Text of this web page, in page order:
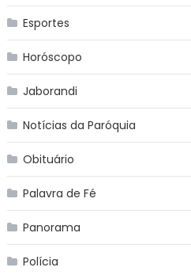
Esportes
Horóscopo
Jaborandi
Notícias da Paróquia
Obituário
Palavra de Fé
Panorama
Polícia